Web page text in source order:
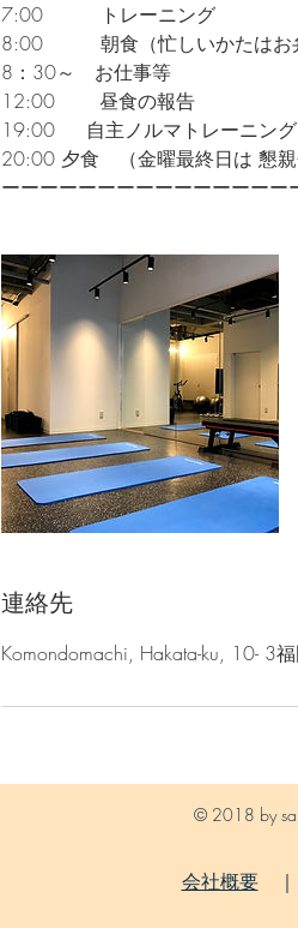
7:00 トレーニング
8:00 朝食（忙しいかたはお弁
8：30～ お仕事等
12:00 昼食の報告
19:00 自主ノルマトレーニング
20:00 夕食 （金曜最終日は 懇親
ーーーーーーーーーーーーーーー
連絡先
Komondomachi, Hakata-ku, 10- 3
© 2018 by
​会社概要